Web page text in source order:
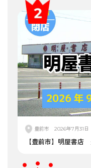
豊前市 2026年7月31日
【豊前市】明屋書